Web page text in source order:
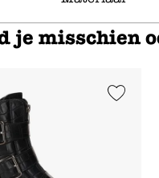
je misschien
Add to Wishlist